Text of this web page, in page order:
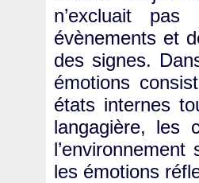
n’excluait
évènements et
des signes.
émotions
états internes
langagière, les
les émotions